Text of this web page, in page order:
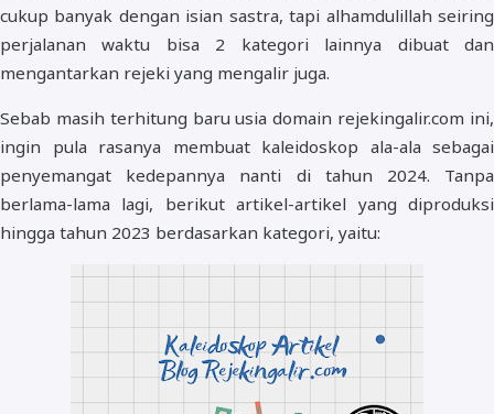
cukup banyak dengan isian sastra, tapi alhamdulillah seiring
perjalanan waktu bisa 2 kategori lainnya dibuat dan
mengantarkan rejeki yang mengalir juga.
Sebab masih terhitung baru usia domain rejekingalir.com ini,
ingin pula rasanya membuat kaleidoskop ala-ala sebagai
penyemangat kedepannya nanti di tahun 2024. Tanpa
berlama-lama lagi, berikut artikel-artikel yang diproduksi
hingga tahun 2023 berdasarkan kategori, yaitu: